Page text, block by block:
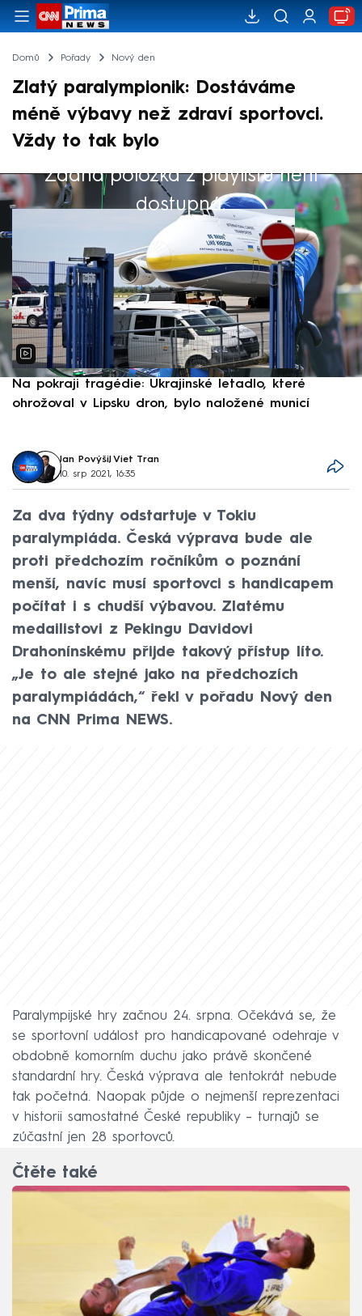
Domů Pořady Nový den
Zlatý paralympionik: Dostáváme
méně výbavy než zdraví sportovci.
Vždy to tak bylo
Žádná položka z playlistu není
dostupná.
Výběr redakce
Na pokraji tragédie: Ukrajinské letadlo, které
ohrožoval v Lipsku dron, bylo naložené municí
Jan Povýšil, Viet Tran
10. srp 2021, 16:35
Za dva týdny odstartuje v Tokiu
paralympiáda. Česká výprava bude ale
proti předchozím ročníkům o poznání
menší, navíc musí sportovci s handicapem
počítat i s chudší výbavou. Zlatému
medailistovi z Pekingu Davidovi
Drahonínskému přijde takový přístup líto.
„Je to ale stejné jako na předchozích
paralympiádách,“ řekl v pořadu Nový den
na CNN Prima NEWS.
Paralympijské hry začnou 24. srpna. Očekává se, že
se sportovní událost pro handicapované odehraje v
obdobně komorním duchu jako právě skončené
standardní hry. Česká výprava ale tentokrát nebude
tak početná. Naopak půjde o nejmenší reprezentaci
v historii samostatné České republiky – turnajů se
zúčastní jen 28 sportovců.
Čtěte také